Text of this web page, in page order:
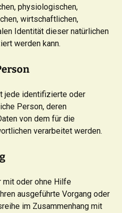
physiologischen,
wirtschaftlichen,
Identität dieser natürlichen
werden kann.
jede identifizierte oder
Person, deren
von dem für die
verarbeitet werden.
mit oder ohne Hilfe
ausgeführte Vorgang oder
im Zusammenhang mit